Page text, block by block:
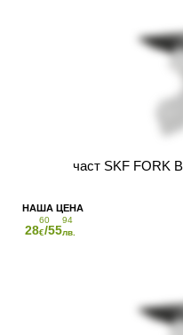
част SKF FORK
28
60
€/55
94
лв.